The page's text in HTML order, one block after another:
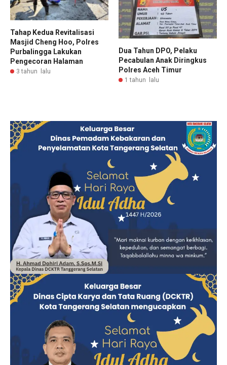
Tahap Kedua Revitalisasi
Masjid Cheng Hoo, Polres
Purbalingga Lakukan
Pengecoran Halaman
3 tahun lalu
Dua Tahun DPO, Pelaku
Pecabulan Anak Diringkus
Polres Aceh Timur
1 tahun lalu